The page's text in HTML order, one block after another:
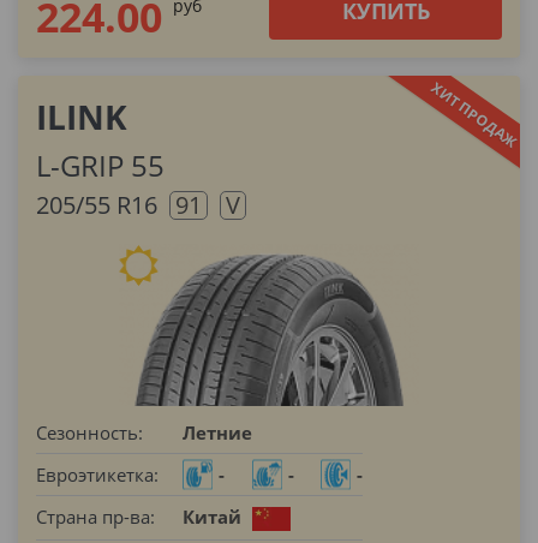
224.00 pуб КУПИТЬ
ILINK
L-GRIP 55
205/55 R16 91 V
Сезонность:
Летние
Евроэтикетка:
- -
-
Страна пр-ва:
Китай